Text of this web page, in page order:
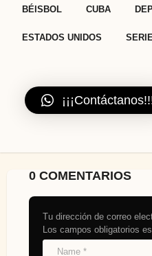
BÉISBOL CUBA
ESTADOS UNIDOS
0 COMENTARIOS
Tu dirección de correo
Los campos obligatorios